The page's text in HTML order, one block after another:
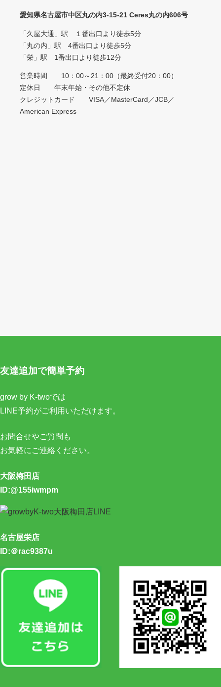
愛知県名古屋市中区丸の内3-15-21 Ceres丸の内606号
「久屋大通」駅 １番出口より徒歩5分
「丸の内」駅 4番出口より徒歩5分
「栄」駅 1番出口より徒歩12分
営業時間 10：00～21：00（最終受付20：00）
定休日 年末年始・その他不定休
クレジットカード VISA／MasterCard／JCB／
American Express
友達追加で簡単予約
grow by K-twoでは
LINE予約がご利用いただけます。
お問合せやご質問も
お気軽にご連絡ください。
大阪梅田店
ID:@155iwmpm
名古屋栄店
ID:＠rac9387u